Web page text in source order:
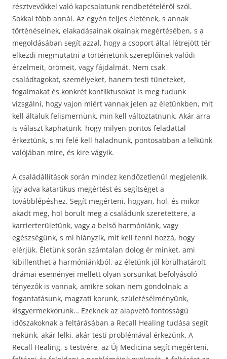
résztvevőkkel való kapcsolatunk rendbetételéről szól.
Sokkal több annál. Az egyén teljes életének, s annak
történéseinek, elakadásainak okainak megértésében, s a
megoldásában segít azzal, hogy a csoport által létrejött tér
elkezdi megmutatni a történetünk szereplőinek valódi
érzelmeit, örömeit, vagy fájdalmát. Nem csak
családtagokat, személyeket, hanem testi tüneteket,
fogalmakat és konkrét konfliktusokat is meg tudunk
vizsgálni, hogy vajon miért vannak jelen az életünkben, mit
kell általuk felismernünk, min kell változtatnunk. Akár arra
is választ kaphatunk, hogy milyen pontos feladattal
érkeztünk, s mi felé kell haladnunk, pontosabban a lelkünk
valójában mire, és kire vágyik.
A családállítások során mindez kendőzetlenül megjelenik,
így adva katartikus megértést és segítséget a
továbblépéshez. Segít megérteni, hogyan, hol, és mikor
akadt meg, hol borult meg a családunk szeretettere, a
karrierterületünk, vagy a belső harmóniánk, vagy
egészségünk, s mi hiányzik, mit kell tenni hozzá, hogy
elérjük. Életünk során számtalan dolog ér minket, ami
kibillenthet a harmóniánkból, az életünk jól körülhatárolt
drámai eseményei mellett olyan sorsunkat befolyásoló
tényezők is vannak, amikre sokan nem gondolnak: a
fogantatásunk, magzati korunk, születésélményünk,
kisgyermekkorunk… Ezeknek az alapvető fontosságú
időszakoknak a feltárásában a Recall Healing tudása segít
nekünk, akár lelki, akár testi problémával érkezünk. A
Recall Healing, s testvére, az Új Medicina segít megérteni,